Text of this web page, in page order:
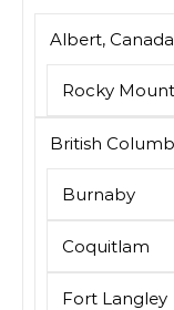
Albert, Canada
Rocky
British
Burnaby
Coquitlam
Fort Langley